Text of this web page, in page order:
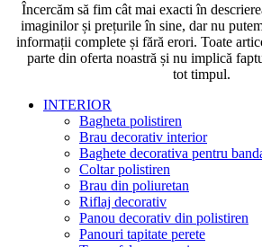
Încercăm să fim cât mai exacti în
imaginilor și prețurile în sine, dar nu
informații complete și fără erori. Toate
parte din oferta noastră și nu implică
tot timpul.
INTERIOR
Bagheta polistiren
Brau decorativ interior
Baghete decorativa pentru
Coltar polistiren
Brau din poliuretan
Riflaj decorativ
Panou decorativ din polistiren
Panouri tapitate perete